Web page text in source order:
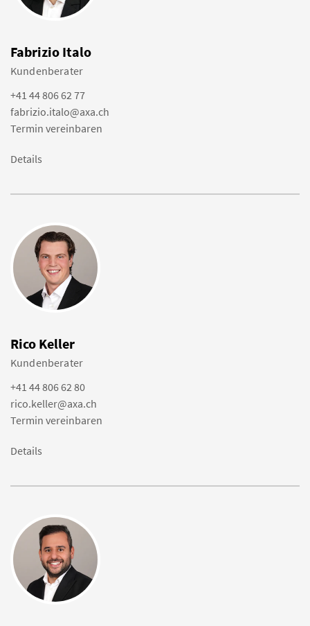
Fabrizio Italo
Kundenberater
+41 44 806 62 77
fabrizio.italo@axa.ch
Termin vereinbaren
Details
Rico Keller
Kundenberater
+41 44 806 62 80
rico.keller@axa.ch
Termin vereinbaren
Details